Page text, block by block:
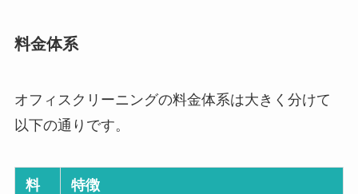
料金体系
オフィスクリーニングの料金体系は大きく分けて
以下の通りです。
料
特徴